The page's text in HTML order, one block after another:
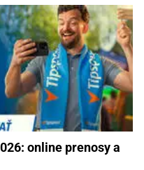
online prenosy a